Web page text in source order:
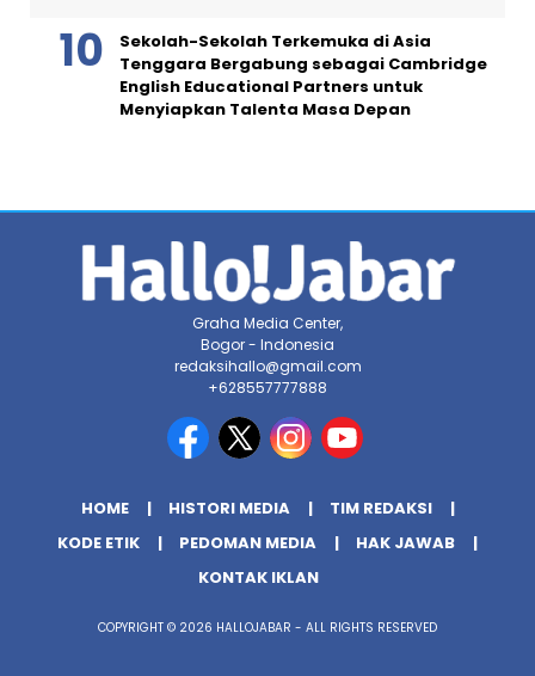
Sekolah-Sekolah Terkemuka di Asia
Tenggara Bergabung sebagai Cambridge
English Educational Partners untuk
Menyiapkan Talenta Masa Depan
Graha Media Center,
Bogor - Indonesia
redaksihallo@gmail.com
+628557777888
HOME HISTORI MEDIA
TIM REDAKSI
KODE ETIK
PEDOMAN MEDIA
HAK JAWAB
KONTAK IKLAN
COPYRIGHT © 2026 HALLOJABAR - ALL RIGHTS RESERVED